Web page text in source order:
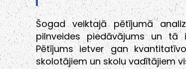
Šogad veiktajā pētījumā
pilnveides piedāvājums un tā
Pētījums ietver gan
skolotājiem un skolu vadītājiem